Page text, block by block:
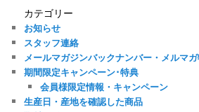
カ
イ
ブ
カテゴリー
お知らせ
スタッフ連絡
メールマガジンバックナンバー・メルマ
期間限定キャンペーン･特典
会員様限定情報・キャンペーン
生産日・産地を確認した商品